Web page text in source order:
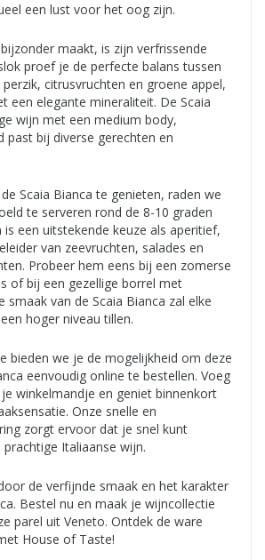
een lust voor het oog zijn.
maakt, is zijn verfrissende
proef je de perfecte balans tussen
citrusvruchten en groene appel,
een elegante mineraliteit. De Scaia
wijn met een medium body,
past bij diverse gerechten en
Scaia Bianca te genieten, raden we
te serveren rond de 8-10 graden
is een uitstekende keuze als aperitief,
van zeevruchten, salades en
Probeer hem eens bij een zomerse
of bij een gezellige borrel met
smaak van de Scaia Bianca zal elke
hoger niveau tillen.
bieden we je de mogelijkheid om deze
eenvoudig online te bestellen. Voeg
winkelmandje en geniet binnenkort
Onze snelle en
zorgt ervoor dat je snel kunt
Italiaanse wijn.
de verfijnde smaak en het karakter
Bestel nu en maak je wijncollectie
parel uit Veneto. Ontdek de ware
House of Taste!